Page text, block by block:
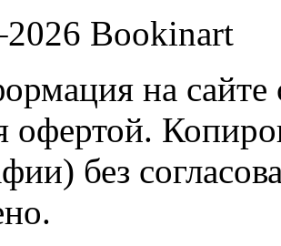
Bookinart
на
офертой.
без